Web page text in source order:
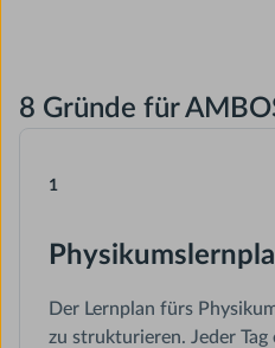
8 Gründe für
1
Der Lernplan fürs
zu strukturieren. Jeder